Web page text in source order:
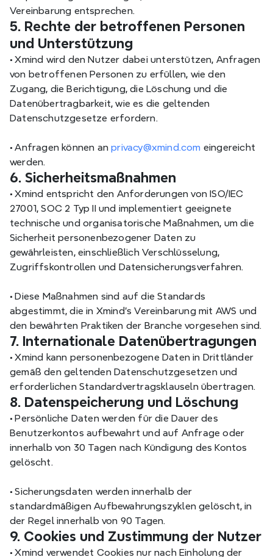
Vereinbarung entsprechen.
5. Rechte der betroffenen Personen
und Unterstützung
• Xmind wird den Nutzer dabei unterstützen, Anfragen
von betroffenen Personen zu erfüllen, wie den
Zugang, die Berichtigung, die Löschung und die
Datenübertragbarkeit, wie es die geltenden
Datenschutzgesetze erfordern.
• Anfragen können an privacy@xmind.com eingereicht
werden.
6. Sicherheitsmaßnahmen
• Xmind entspricht den Anforderungen von ISO/IEC
27001, SOC 2 Typ II und implementiert geeignete
technische und organisatorische Maßnahmen, um die
Sicherheit personenbezogener Daten zu
gewährleisten, einschließlich Verschlüsselung,
Zugriffskontrollen und Datensicherungsverfahren.
• Diese Maßnahmen sind auf die Standards
abgestimmt, die in Xmind's Vereinbarung mit AWS und
den bewährten Praktiken der Branche vorgesehen sind.
7. Internationale Datenübertragungen
• Xmind kann personenbezogene Daten in Drittländer
gemäß den geltenden Datenschutzgesetzen und
erforderlichen Standardvertragsklauseln übertragen.
8. Datenspeicherung und Löschung
• Persönliche Daten werden für die Dauer des
Benutzerkontos aufbewahrt und auf Anfrage oder
innerhalb von 30 Tagen nach Kündigung des Kontos
gelöscht.
• Sicherungsdaten werden innerhalb der
standardmäßigen Aufbewahrungszyklen gelöscht, in
der Regel innerhalb von 90 Tagen.
9. Cookies und Zustimmung der Nutzer
• Xmind verwendet Cookies nur nach Einholung der